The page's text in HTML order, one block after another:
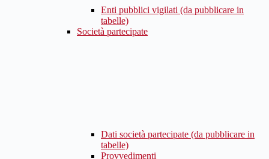
Enti pubblici vigilati (da pubblicare in
tabelle)
Società partecipate
Dati società partecipate (da pubblicare in
tabelle)
Provvedimenti